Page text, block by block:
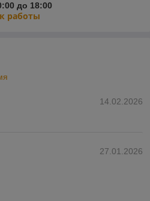
до 18:00
работы
14.02.2026
27.01.2026